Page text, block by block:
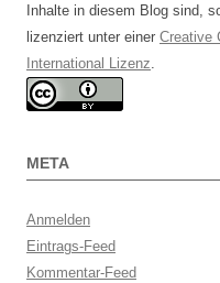
Inhalte in diesem Blog sind,
lizenziert unter einer Creative
International Lizenz.
META
Anmelden
Eintrags-Feed
Kommentar-Feed